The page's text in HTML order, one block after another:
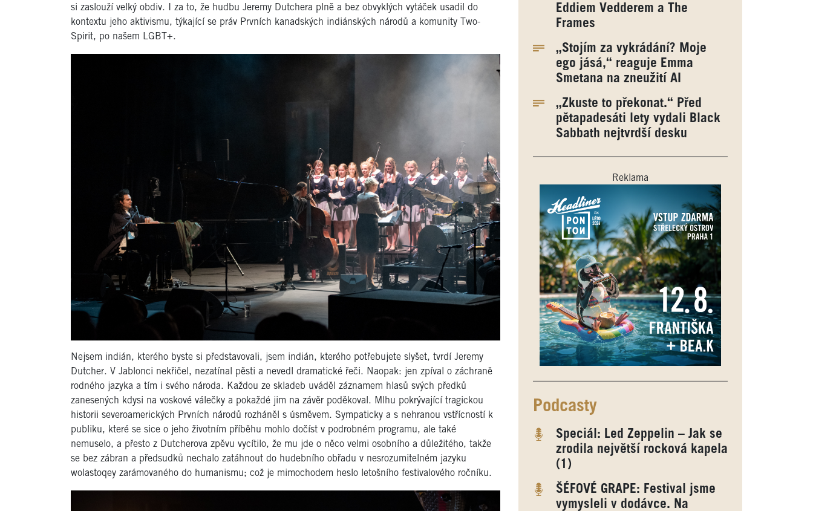
si zaslouží velký obdiv. I za to, že hudbu Jeremy Dutchera plně a bez obvyklých vytáček usadil do
kontextu jeho aktivismu, týkající se práv Prvních kanadských indiánských národů a komunity Two-
Spirit, po našem LGBT+.
Nejsem indián, kterého byste si představovali, jsem indián, kterého potřebujete slyšet, tvrdí Jeremy
Dutcher. V Jablonci nekřičel, nezatínal pěsti a nevedl dramatické řeči. Naopak: jen zpíval o záchraně
rodného jazyka a tím i svého národa. Každou ze skladeb uváděl záznamem hlasů svých předků
zanesených kdysi na voskové válečky a pokaždé jim na závěr poděkoval. Mlhu pokrývající tragickou
historii severoamerických Prvních národů rozháněl s úsměvem. Sympaticky a s nehranou vstřícností k
publiku, které se sice o jeho životním příběhu mohlo dočíst v podrobném programu, ale také
nemuselo, a přesto z Dutcherova zpěvu vycítilo, že mu jde o něco velmi osobního a důležitého, takže
se bez zábran a předsudků nechalo zatáhnout do hudebního obřadu v nesrozumitelném jazyku
wolastoqey zarámovaného do humanismu; což je mimochodem heslo letošního festivalového ročníku.
Eddiem Vedderem a The
Frames
„Stojím za vykrádání? Moje
ego jásá,“ reaguje Emma
Smetana na zneužití AI
„Zkuste to překonat.“ Před
pětapadesáti lety vydali Black
Sabbath nejtvrdší desku
Reklama
Podcasty
Speciál: Led Zeppelin – Jak se
zrodila největší rocková kapela
(1)
ŠÉFOVÉ GRAPE: Festival jsme
vymysleli v dodávce. Na